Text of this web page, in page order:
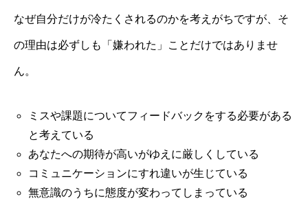
なぜ自分だけが冷たくされるのかを考えがちですが、そ
の理由は必ずしも「嫌われた」ことだけではありませ
ん。
ミスや課題についてフィードバックをする必要がある
と考えている
あなたへの期待が高いがゆえに厳しくしている
コミュニケーションにすれ違いが生じている
無意識のうちに態度が変わってしまっている